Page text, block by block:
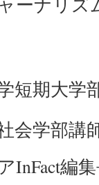
短期大学
会学部講
InFact編